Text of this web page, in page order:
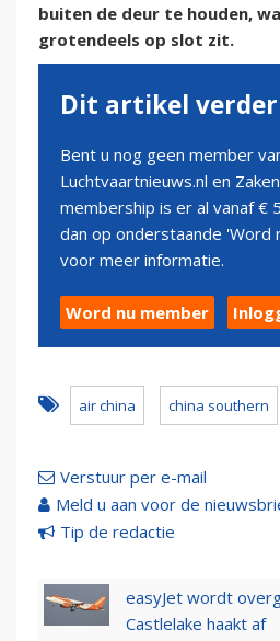
buiten de deur te houden,
grotendeels op slot zit.
Dit artikel verder
Bent u nog geen member
Luchtvaartnieuws.nl en
membership is er al vanaf €
dan op onderstaande 'Word
voor meer informatie.
Word nu member
air china china southern
Verstuur per e-mail
Meld u aan voor de
Tip de redactie
easyJet wordt
Castlelake haakt af